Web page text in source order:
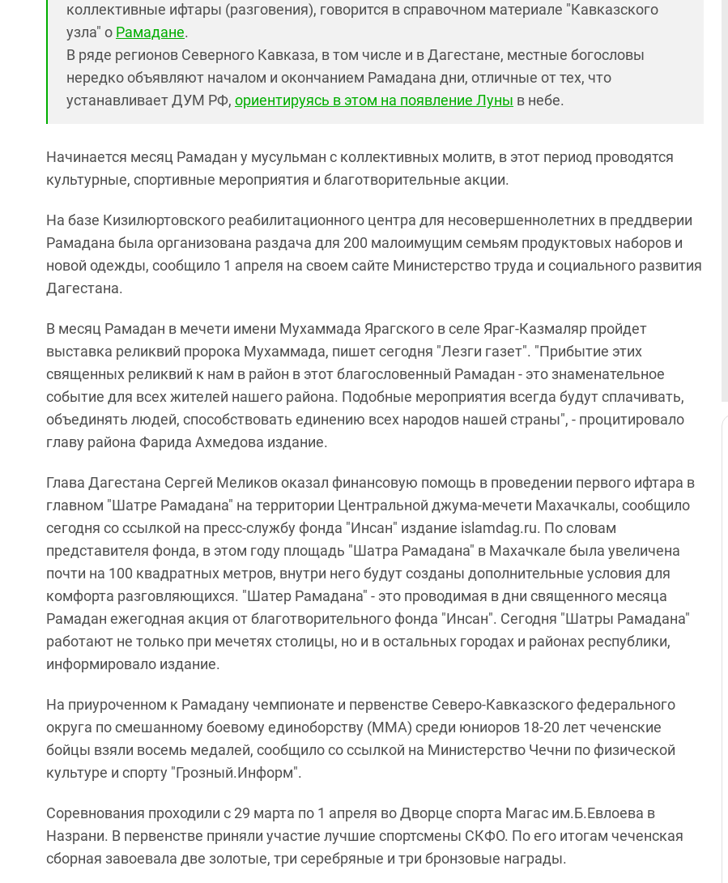
коллективные ифтары (разговения), говорится в справочном материале "Кавказского
узла" о Рамадане.
В ряде регионов Северного Кавказа, в том числе и в Дагестане, местные богословы
нередко объявляют началом и окончанием Рамадана дни, отличные от тех, что
устанавливает ДУМ РФ, ориентируясь в этом на появление Луны в небе.
Начинается месяц Рамадан у мусульман с коллективных молитв, в этот период проводятся
культурные, спортивные мероприятия и благотворительные акции.
На базе Кизилюртовского реабилитационного центра для несовершеннолетних в преддверии
Рамадана была организована раздача для 200 малоимущим семьям продуктовых наборов и
новой одежды, сообщило 1 апреля на своем сайте Министерство труда и социального развития
Дагестана.
В месяц Рамадан в мечети имени Мухаммада Ярагского в селе Яраг-Казмаляр пройдет
выставка реликвий пророка Мухаммада, пишет сегодня "Лезги газет". "Прибытие этих
священных реликвий к нам в район в этот благословенный Рамадан - это знаменательное
событие для всех жителей нашего района. Подобные мероприятия всегда будут сплачивать,
объединять людей, способствовать единению всех народов нашей страны", - процитировало
главу района Фарида Ахмедова издание.
Глава Дагестана Сергей Меликов оказал финансовую помощь в проведении первого ифтара в
главном "Шатре Рамадана" на территории Центральной джума-мечети Махачкалы, сообщило
сегодня со ссылкой на пресс-службу фонда "Инсан" издание islamdag.ru. По словам
представителя фонда, в этом году площадь "Шатра Рамадана" в Махачкале была увеличена
почти на 100 квадратных метров, внутри него будут созданы дополнительные условия для
комфорта разговляющихся. "Шатер Рамадана" - это проводимая в дни священного месяца
Рамадан ежегодная акция от благотворительного фонда "Инсан". Сегодня "Шатры Рамадана"
работают не только при мечетях столицы, но и в остальных городах и районах республики,
информировало издание.
На приуроченном к Рамадану чемпионате и первенстве Северо-Кавказского федерального
округа по смешанному боевому единоборству (ММА) среди юниоров 18-20 лет чеченские
бойцы взяли восемь медалей, сообщило со ссылкой на Министерство Чечни по физической
культуре и спорту "Грозный.Информ".
Соревнования проходили с 29 марта по 1 апреля во Дворце спорта Магас им.Б.Евлоева в
Назрани. В первенстве приняли участие лучшие спортсмены СКФО. По его итогам чеченская
сборная завоевала две золотые, три серебряные и три бронзовые награды.